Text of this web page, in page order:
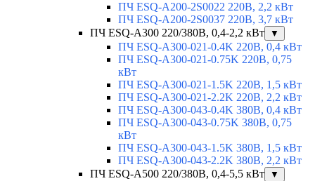
ПЧ ESQ-A200-2S0022 220В, 2,2 кВт
ПЧ ESQ-A200-2S0037 220В, 3,7 кВт
ПЧ ESQ-A300 220/380В, 0,4-2,2 кВт
▼
ПЧ ESQ-A300-021-0.4K 220В, 0,4 кВт
ПЧ ESQ-A300-021-0.75K 220В, 0,75
кВт
ПЧ ESQ-A300-021-1.5K 220В, 1,5 кВт
ПЧ ESQ-A300-021-2.2K 220В, 2,2 кВт
ПЧ ESQ-A300-043-0.4K 380В, 0,4 кВт
ПЧ ESQ-A300-043-0.75K 380В, 0,75
кВт
ПЧ ESQ-A300-043-1.5K 380В, 1,5 кВт
ПЧ ESQ-A300-043-2.2K 380В, 2,2 кВт
ПЧ ESQ-A500 220/380В, 0,4-5,5 кВт
▼